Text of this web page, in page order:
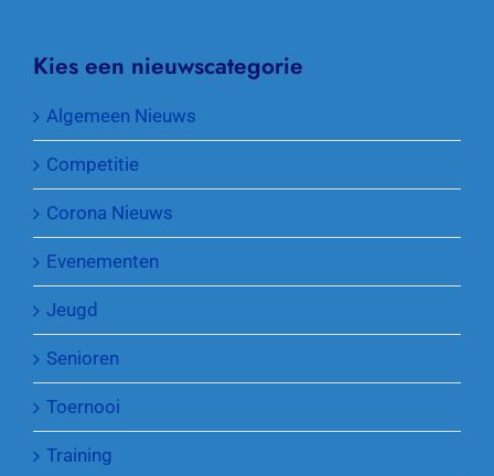
Kies een nieuwscategorie
Algemeen Nieuws
Competitie
Corona Nieuws
Evenementen
Jeugd
Senioren
Toernooi
Training